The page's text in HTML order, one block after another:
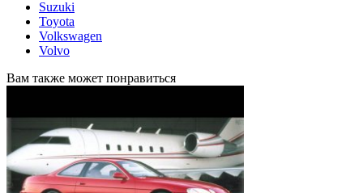
Suzuki
Toyota
Volkswagen
Volvo
Вам также может понравиться